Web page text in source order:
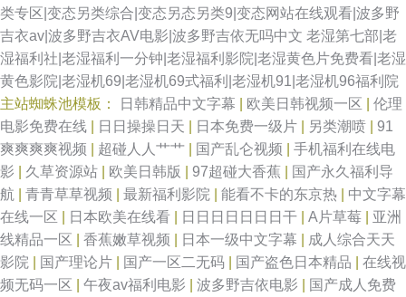
类专区|变态另类综合|变态另态另类9|变态网站在线观看|波多野
吉衣av|波多野吉衣AV电影|波多野吉依无吗中文 老湿第七部|老
湿福利社|老湿福利一分钟|老湿福利影院|老湿黄色片免费看|老湿
黄色影院|老湿机69|老湿机69式福利|老湿机91|老湿机96福利院
主站蜘蛛池模板：
日韩精品中文字幕 欧美日韩视频一区
伦理
电影免费在线
日日操操日天 日本免费一级片 另类潮喷
91
爽爽爽爽视频
超碰人人艹艹 国产乱仑视频
手机福利在线电
影
久草资源站 欧美日韩版 97超碰大香蕉
国产永久福利导
航
青青草草视频 最新福利影院 能看不卡的东京热
中文字幕
在线一区
日本欧美在线看 日日日日日日日干 A片草莓
亚洲
线精品一区
香蕉嫩草视频 日本一级中文字幕
成人综合天天
影院
国产理论片 国产一区二无码 国产盗色日本精品
在线视
频无码一区
午夜av福利电影 波多野吉依电影
国产成人免费